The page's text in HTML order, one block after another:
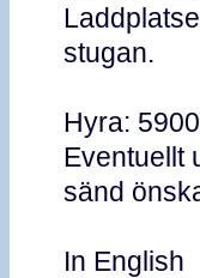
stugan.
Hyra:
Eventuellt
sänd
In English